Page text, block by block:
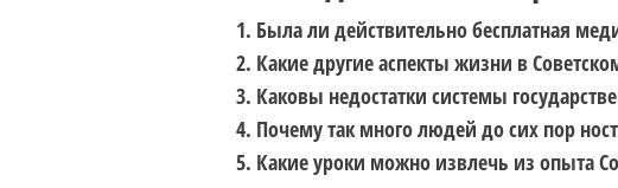
Была ли действительно бесплатная
Какие другие аспекты жизни в
Каковы недостатки системы
Почему так много людей до сих пор
Какие уроки можно извлечь из опыта